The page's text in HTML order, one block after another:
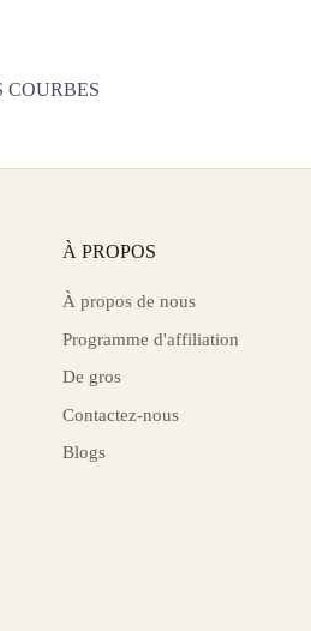
COURBES
À PROPOS
À propos de nous
Programme d'affiliation
De gros
Contactez-nous
Blogs